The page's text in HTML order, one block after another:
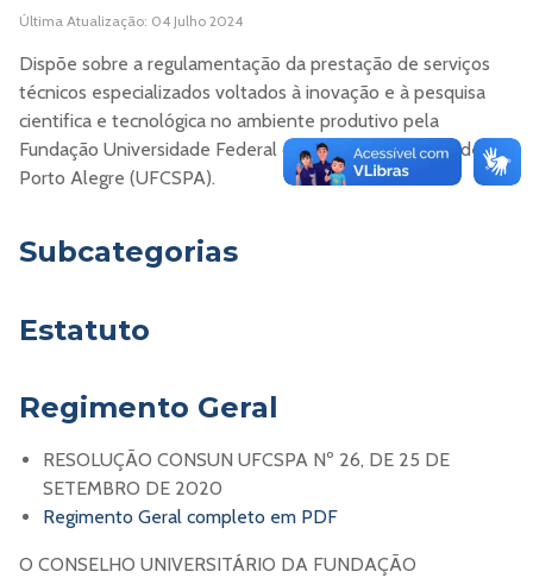
Última Atualização: 04 Julho 2024
Dispõe sobre a regulamentação da prestação de serviços
técnicos especializados voltados à inovação e à pesquisa
cientifica e tecnológica no ambiente produtivo pela
Fundação Universidade Federal de Ciências da Saúde de
Porto Alegre (UFCSPA).
Subcategorias
Estatuto
Regimento Geral
RESOLUÇÃO CONSUN UFCSPA Nº 26, DE 25 DE
SETEMBRO DE 2020
Regimento Geral completo em PDF
O CONSELHO UNIVERSITÁRIO DA FUNDAÇÃO